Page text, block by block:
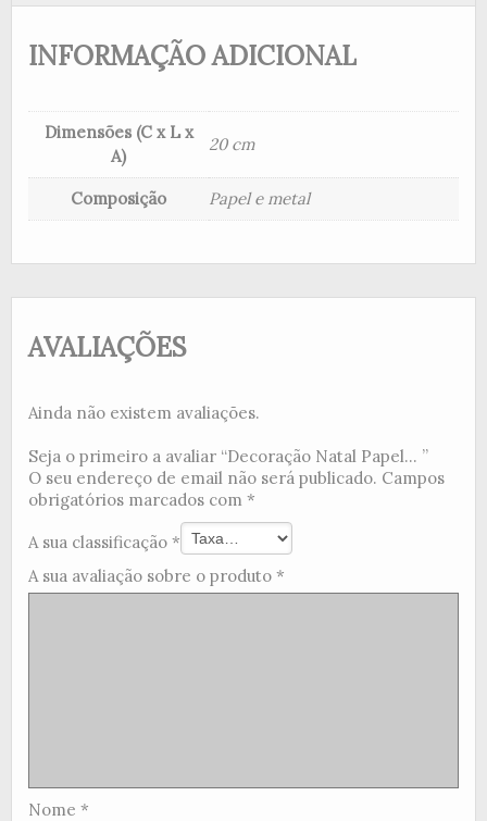
INFORMAÇÃO ADICIONAL
Dimensões (C x L x
A)
20 cm
Composição Papel e metal
AVALIAÇÕES
Ainda não existem avaliações.
Seja o primeiro a avaliar “Decoração Natal Papel... ”
O seu endereço de email não será publicado. Campos
obrigatórios marcados com *
A sua classificação *
A sua avaliação sobre o produto *
Nome *